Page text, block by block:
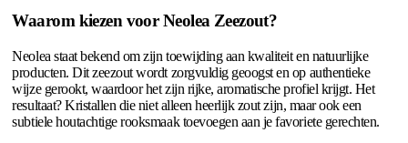
Waarom kiezen voor Neolea Zeezout?
Neolea staat bekend om zijn toewijding aan kwaliteit en natuurlijke
producten. Dit zeezout wordt zorgvuldig geoogst en op authentieke
wijze gerookt, waardoor het zijn rijke, aromatische profiel krijgt. Het
resultaat? Kristallen die niet alleen heerlijk zout zijn, maar ook een
subtiele houtachtige rooksmaak toevoegen aan je favoriete gerechten.